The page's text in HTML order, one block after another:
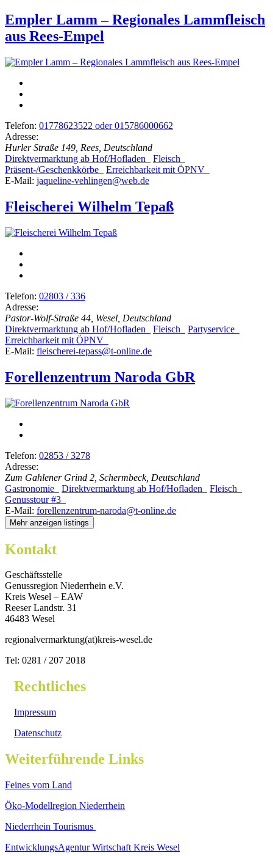
Empler Lamm – Regionales Lammfleisch
aus Rees-Empel
Telefon: 01778623522 oder 015786000662
Adresse:
Hurler Straße 149, Rees, Deutschland
Direktvermarktung ab Hof/Hofladen
Fleisch
Präsent-/Geschenkkörbe
Erreichbarkeit mit ÖPNV
E-Mail: jaqueline-vehlingen@web.de
Fleischerei Wilhelm Tepaß
Telefon: 02803 / 336
Adresse:
Pastor-Wolf-Straße 44, Wesel, Deutschland
Direktvermarktung ab Hof/Hofladen
Fleisch
Partyservice
Erreichbarkeit mit ÖPNV
E-Mail: fleischerei-tepass@t-online.de
Forellenzentrum Naroda GbR
Telefon: 02853 / 3278
Adresse:
Zum Gahlener Grind 2, Schermbeck, Deutschland
Gastronomie
Direktvermarktung ab Hof/Hofladen
Fleisch
Genusstour #3
E-Mail: forellenzentrum-naroda@t-online.de
Mehr anzeigen listings
Kontakt
Geschäftsstelle
Genussregion Niederrhein e.V.
Kreis Wesel – EAW
Reeser Landstr. 31
46483 Wesel
regionalvermarktung(at)kreis-wesel.de
Tel: 0281 / 207 2018
Rechtliches
Impressum
Datenschutz
Weiterführende Links
Feines vom Land
Öko-Modellregion Niederrhein
Niederrhein Tourismus
EntwicklungsAgentur Wirtschaft Kreis Wesel